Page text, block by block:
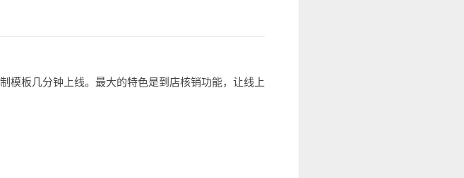
模板几分钟上线。最大的特色是到店核销功能，让线上